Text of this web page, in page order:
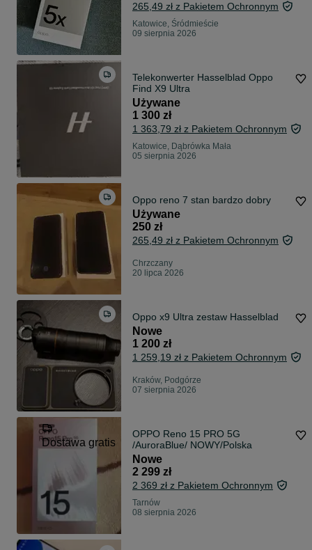
265,49 zł z Pakietem Ochronnym
Katowice, Śródmieście
09 sierpnia 2026
Telekonwerter Hasselblad Oppo
Find X9 Ultra
Używane
1 300 zł
1 363,79 zł z Pakietem Ochronnym
Katowice, Dąbrówka Mała
05 sierpnia 2026
Oppo reno 7 stan bardzo dobry
Używane
250 zł
265,49 zł z Pakietem Ochronnym
Chrzczany
20 lipca 2026
Oppo x9 Ultra zestaw Hasselblad
Nowe
1 200 zł
1 259,19 zł z Pakietem Ochronnym
Kraków, Podgórze
07 sierpnia 2026
Dostawa gratis
OPPO Reno 15 PRO 5G
/AuroraBlue/ NOWY/Polska
Nowe
2 299 zł
2 369 zł z Pakietem Ochronnym
Tarnów
08 sierpnia 2026